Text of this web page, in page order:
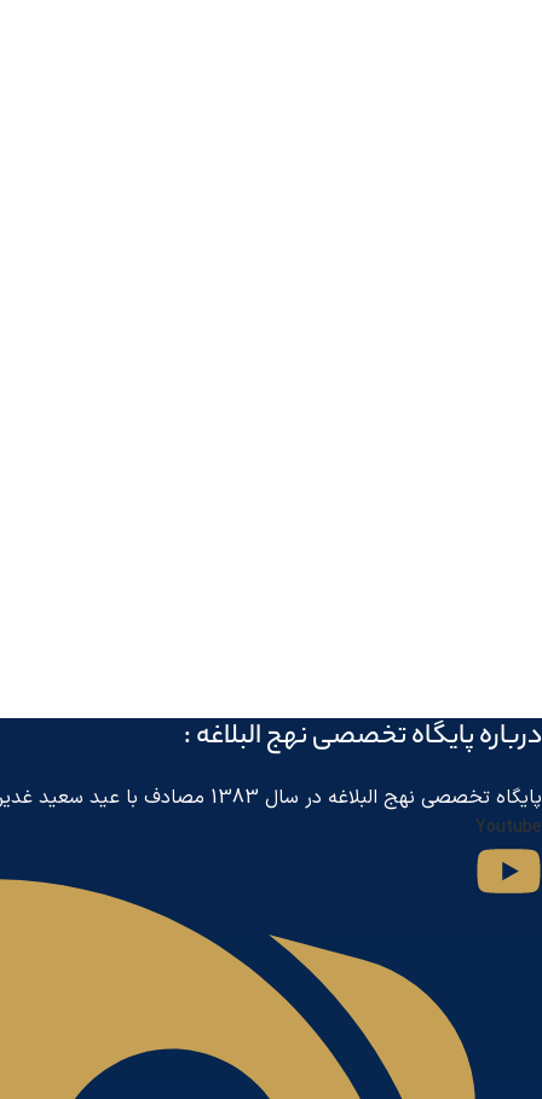
درباره پايگاه تخصصی نهج البلاغه :
پايگاه تخصصی نهج البلاغه در سال 1383 مصادف با عید سعید غدیر خم توسط مرکز جهانی اطلاع رسانی آل البیت
Youtube